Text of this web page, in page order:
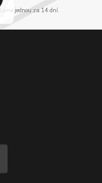
jednou za 14 dní.